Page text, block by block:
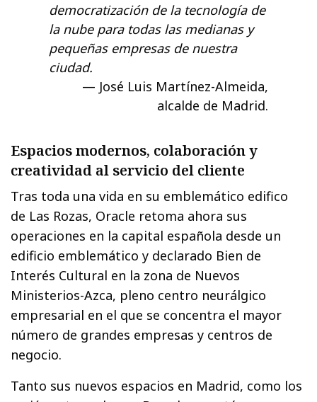
democratización de la tecnología de
la nube para todas las medianas y
pequeñas empresas de nuestra
ciudad.
José Luis Martínez-Almeida,
alcalde de Madrid.
Espacios modernos, colaboración y
creatividad al servicio del cliente
Tras toda una vida en su emblemático edifico
de Las Rozas, Oracle retoma ahora sus
operaciones en la capital española desde un
edificio emblemático y declarado Bien de
Interés Cultural en la zona de Nuevos
Ministerios-Azca, pleno centro neurálgico
empresarial en el que se concentra el mayor
número de grandes empresas y centros de
negocio.
Tanto sus nuevos espacios en Madrid, como los